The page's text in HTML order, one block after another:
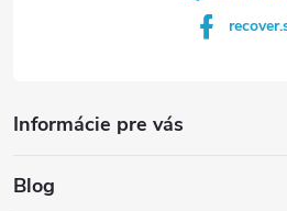
Informácie pre vás
Blog